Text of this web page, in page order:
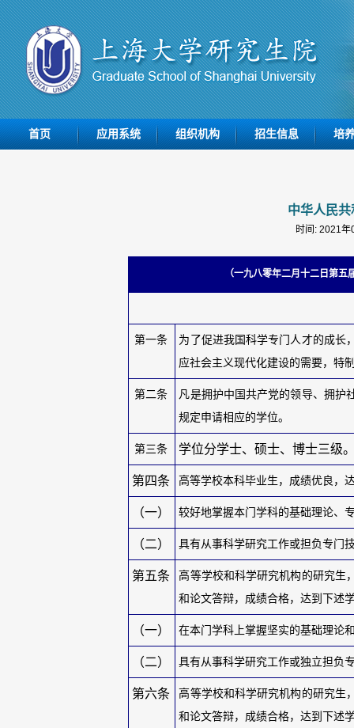
首页 应用系统 组织机构 招生信息 培
中华人民
时间: 2021
（一九八零年二月十二日第
第一条
为了促进我国科学专门人才的成长
应社会主义现代化建设的需要，特
第二条
凡是拥护中国共产党的领导、拥护
规定申请相应的学位。
第三条 学位分学士、硕士、博士三级
第四条 高等学校本科毕业生，成绩优良，
（一） 较好地掌握本门学科的基础理论、
（二） 具有从事科学研究工作或担负专门
第五条
高等学校和科学研究机构的研究生
和论文答辩，成绩合格，达到下述
（一） 在本门学科上掌握坚实的基础理论
（二） 具有从事科学研究工作或独立担负
第六条
高等学校和科学研究机构的研究生
和论文答辩，成绩合格，达到下述